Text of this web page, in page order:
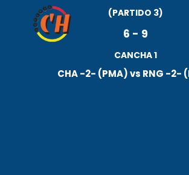
(PARTIDO 3)
6 - 9
CANCHA 1
CHA -2- (PMA) vs RNG -2-